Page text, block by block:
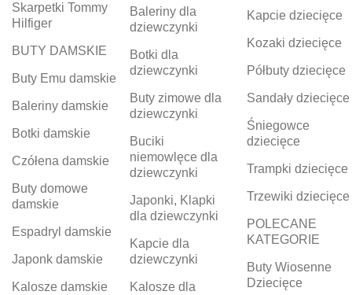
Skarpetki Tommy
Hilfiger
BUTY DAMSKIE
Buty Emu damskie
Baleriny damskie
Botki damskie
Czółena damskie
Buty domowe
damskie
Espadryl damskie
Japonk damskie
Kalosze damskie
Baleriny dla
dziewczynki
Botki dla
dziewczynki
Buty zimowe dla
dziewczynki
Buciki
niemowlęce dla
dziewczynki
Japonki, Klapki
dla dziewczynki
Kapcie dla
dziewczynki
Kalosze dla
Kapcie dziecięce
Kozaki dziecięce
Półbuty dziecięce
Sandały dziecięce
Śniegowce
dziecięce
Trampki dziecięce
Trzewiki dziecięce
POLECANE
KATEGORIE
Buty Wiosenne
Dziecięce